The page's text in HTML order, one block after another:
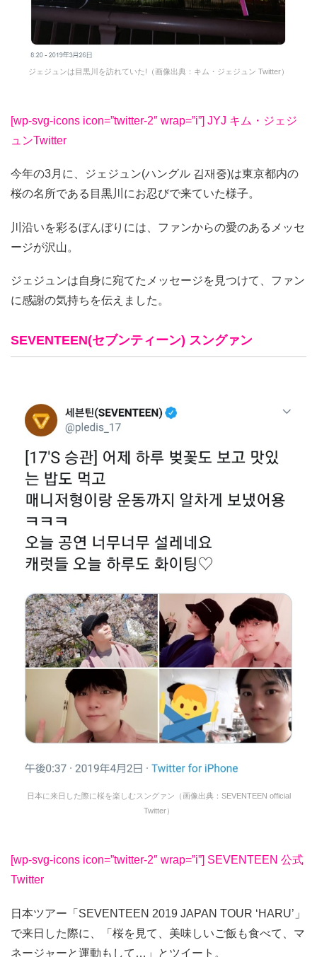
ジェジュンは目黒川を訪れていた!（画像出典：キム・ジェジュン Twitter）
[wp-svg-icons icon=”twitter-2″ wrap=”i”] JYJ キム・ジェジ
ュンTwitter
今年の3月に、ジェジュン(ハングル 김재중)は東京都内の
桜の名所である目黒川にお忍びで来ていた様子。
川沿いを彩るぼんぼりには、ファンからの愛のあるメッセ
ージが沢山。
ジェジュンは自身に宛てたメッセージを見つけて、ファン
に感謝の気持ちを伝えました。
SEVENTEEN(セブンティーン) スングァン
日本に来日した際に桜を楽しむスングァン（画像出典：SEVENTEEN official
Twitter）
[wp-svg-icons icon=”twitter-2″ wrap=”i”] SEVENTEEN 公式
Twitter
日本ツアー「SEVENTEEN 2019 JAPAN TOUR ‘HARU’」
で来日した際に、「桜を見て、美味しいご飯も食べて、マ
ネージャーと運動もして…」とツイート。